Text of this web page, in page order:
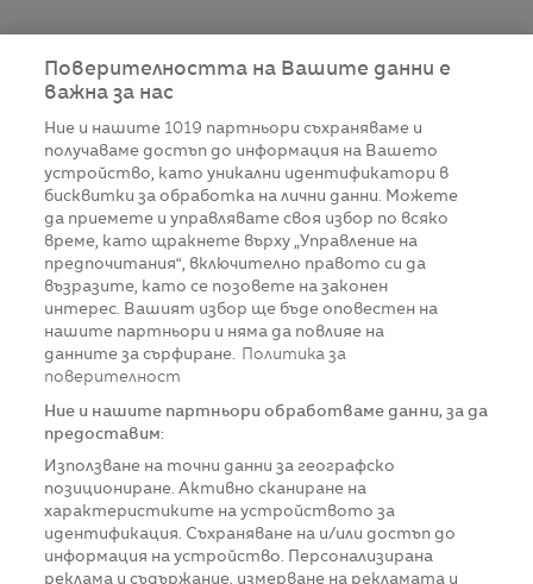
Поверителността на Вашите данни е
важна за нас
Ние и нашите 1019 партньори съхраняваме и
получаваме достъп до информация на Вашето
устройство, като уникални идентификатори в
бисквитки за обработка на лични данни. Можете
да приемете и управлявате своя избор по всяко
време, като щракнете върху „Управление на
предпочитания“, включително правото си да
възразите, като се позовете на законен
интерес. Вашият избор ще бъде оповестен на
нашите партньори и няма да повлияе на
данните за сърфиране.
Политика за
поверителност
Ние и нашите партньори обработваме данни, за да
предоставим:
Използване на точни данни за географско
позициониране. Активно сканиране на
характеристиките на устройството за
идентификация. Съхраняване на и/или достъп до
информация на устройство. Персонализирана
реклама и съдържание, измерване на рекламата и